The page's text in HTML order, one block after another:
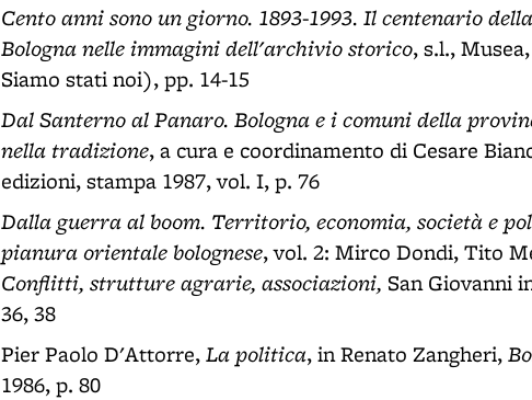
Cento anni sono un giorno. 1893-1993. Il centenario
Bologna nelle immagini dell'archivio storico, s.l.,
Siamo stati noi), pp. 14-15
Dal Santerno al Panaro. Bologna e i comuni della
nella tradizione, a cura e coordinamento di Cesare
edizioni, stampa 1987, vol. I, p. 76
Dalla guerra al boom. Territorio, economia, società e
pianura orientale bolognese, vol. 2: Mirco Dondi, Tito
Conflitti, strutture agrarie, associazioni, San Giovanni
36, 38
Pier Paolo D'Attorre,La politica, in Renato Zangheri,
1986, p. 80